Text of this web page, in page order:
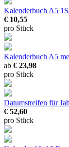
Kalenderbuch A5
€ 10,55
pro Stück
Kalenderbuch A5
ab € 23,98
pro Stück
Datumstreifen für
€ 52,60
pro Stück